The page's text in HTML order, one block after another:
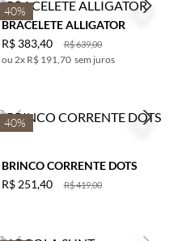
40%
BRACELETE ALLIGATOR
R$639,00
R$ 383,40
2x R$ 191,70 sem juros
40%
BRINCO CORRENTE DOTS
R$419,00
R$ 251,40